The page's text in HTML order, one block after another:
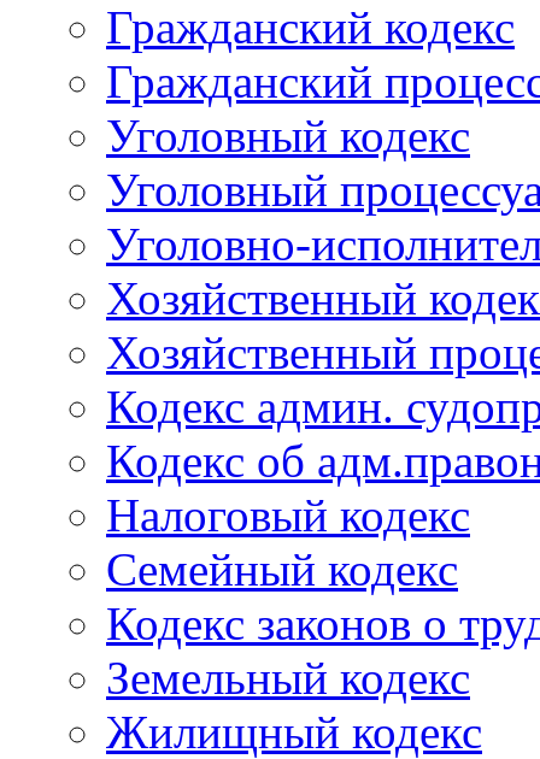
Гражданский кодекс
Гражданский
Уголовный кодекс
Уголовный
Уголовно-
Хозяйственный
Хозяйственный
Кодекс админ.
Кодекс об
Налоговый кодекс
Семейный кодекс
Кодекс законов о
Земельный кодекс
Жилищный кодекс